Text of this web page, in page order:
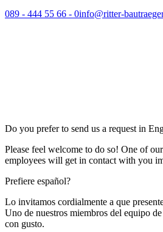
089 - 444 55 66 - 0info@ritter-
Do you prefer to send us a request in
Please feel welcome to do so! One of
employees will get in contact with you
Prefiere español?
Lo invitamos cordialmente a que
Uno de nuestros miembros del equipo
con gusto.